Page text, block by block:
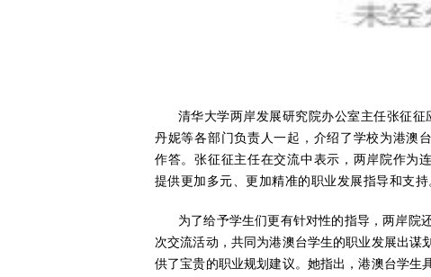
清华大学两岸发展研究院办公室主任张征
丹妮等各部门负责人一起，介绍了学校为港澳
作答。张征征主任在交流中表示，两岸院作为
提供更加多元、更加精准的职业发展指导和支持
为了给予学生们更有针对性的指导，两岸院
次交流活动，共同为港澳台学生的职业发展出谋
供了宝贵的职业规划建议。她指出，港澳台学生